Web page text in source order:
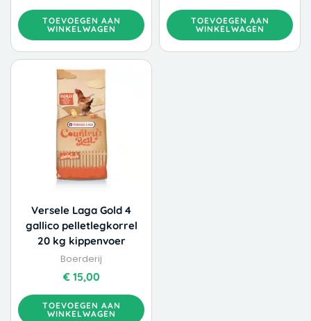
TOEVOEGEN AAN
WINKELWAGEN
TOEVOEGEN AAN
WINKELWAGEN
Versele Laga Gold 4
gallico pelletlegkorrel
20 kg kippenvoer
Boerderij
€15,00
TOEVOEGEN AAN
WINKELWAGEN